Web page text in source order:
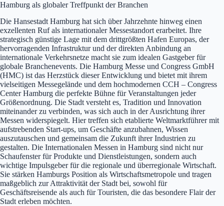
Hamburg als globaler Treffpunkt der Branchen
Die Hansestadt Hamburg hat sich über Jahrzehnte hinweg einen
exzellenten Ruf als internationaler Messestandort erarbeitet. Ihre
strategisch günstige Lage mit dem drittgrößten Hafen Europas, der
hervorragenden Infrastruktur und der direkten Anbindung an
internationale Verkehrsnetze macht sie zum idealen Gastgeber für
globale Branchenevents. Die Hamburg Messe und Congress GmbH
(HMC) ist das Herzstück dieser Entwicklung und bietet mit ihrem
vielseitigen Messegelände und dem hochmodernen CCH – Congress
Center Hamburg die perfekte Bühne für Veranstaltungen jeder
Größenordnung. Die Stadt versteht es, Tradition und Innovation
miteinander zu verbinden, was sich auch in der Ausrichtung ihrer
Messen widerspiegelt. Hier treffen sich etablierte Weltmarktführer mit
aufstrebenden Start-ups, um Geschäfte anzubahnen, Wissen
auszutauschen und gemeinsam die Zukunft ihrer Industrien zu
gestalten. Die Internationalen Messen in Hamburg sind nicht nur
Schaufenster für Produkte und Dienstleistungen, sondern auch
wichtige Impulsgeber für die regionale und überregionale Wirtschaft.
Sie stärken Hamburgs Position als Wirtschaftsmetropole und tragen
maßgeblich zur Attraktivität der Stadt bei, sowohl für
Geschäftsreisende als auch für Touristen, die das besondere Flair der
Stadt erleben möchten.